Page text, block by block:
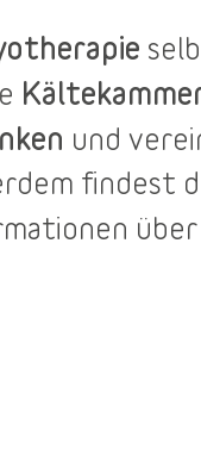
und
findest
über